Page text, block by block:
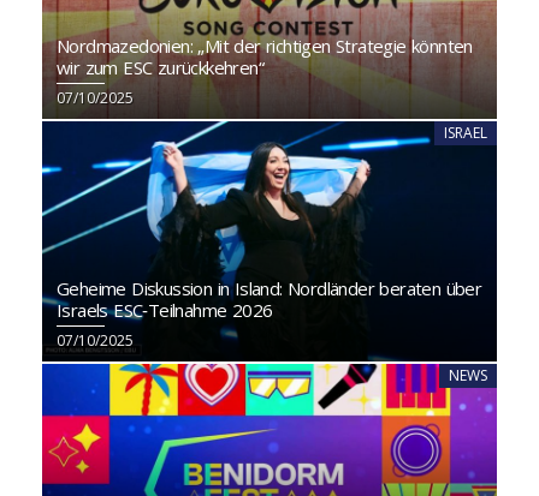
Nordmazedonien: „Mit der richtigen Strategie könnten
wir zum ESC zurückkehren“
07/10/2025
ISRAEL
Geheime Diskussion in Island: Nordländer beraten über
Israels ESC‑Teilnahme 2026
07/10/2025
NEWS